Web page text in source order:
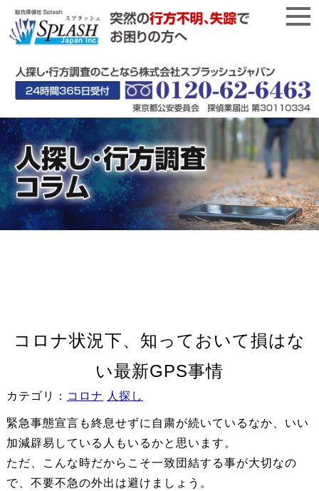
コロナ状況下、知っておいて損はな
い最新GPS事情
カテゴリ： コロナ 人探し
緊急事態宣言も終息せずに自粛が続いているなか、いい
加減辟易している人もいるかと思います。
ただ、こんな時だからこそ一致団結する事が大切なの
で、不要不急の外出は避けましょう。